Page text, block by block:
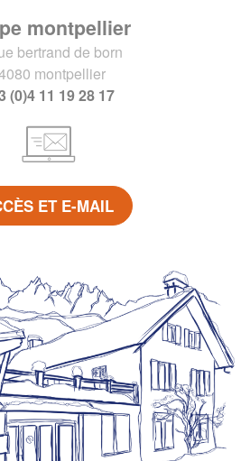
montpellier
bertrand de born
montpellier
(0)4 11 19 28 17
ET E-MAIL